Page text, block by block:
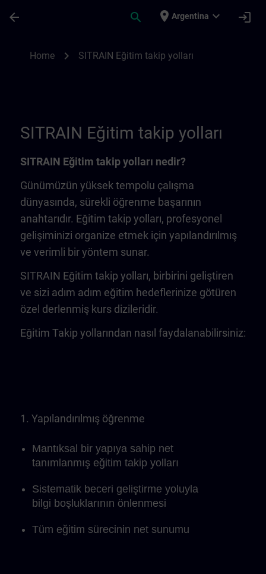
arrow_back search place Argentina expand_more login
Home chevron_right SITRAIN Eğitim takip yolları
SITRAIN Eğitim takip yolları
SITRAIN Eğitim takip yolları nedir?
Günümüzün yüksek tempolu çalışma
dünyasında, sürekli öğrenme başarının
anahtarıdır. Eğitim takip yolları, profesyonel
gelişiminizi organize etmek için yapılandırılmış
ve verimli bir yöntem sunar.
SITRAIN Eğitim takip yolları, birbirini geliştiren
ve sizi adım adım eğitim hedeflerinize götüren
özel derlenmiş kurs dizileridir.
Eğitim Takip yollarından nasıl faydalanabilirsiniz:
1. Yapılandırılmış öğrenme
Mantıksal bir yapıya sahip net
tanımlanmış eğitim takip yolları
Sistematik beceri geliştirme yoluyla
bilgi boşluklarının önlenmesi
Tüm eğitim sürecinin net sunumu